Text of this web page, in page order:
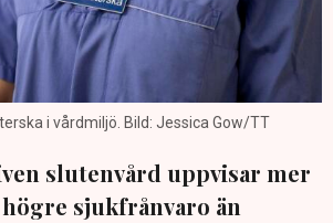
i vårdmiljö. Bild: Jessica Gow/TT
slutenvård uppvisar mer
sjukfrånvaro än